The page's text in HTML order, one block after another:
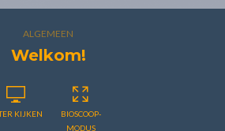
ALGEMEEN
Welkom!
KIJKEN
BIOSCOOP-
MODUS